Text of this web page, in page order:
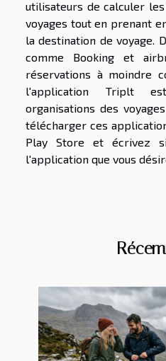
utilisateurs de calculer
voyages tout en prenant
la destination de voyage.
comme Booking et
réservations à moindre
l'application Triplt
organisations des
télécharger ces
Play Store et écrivez
l'application que vous